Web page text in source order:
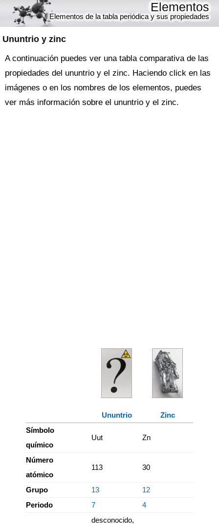
Ununtrio y zinc
Elementos
Elementos de la tabla periódica y sus propiedades
A continuación puedes ver una tabla comparativa de las
propiedades del ununtrio y el zinc. Haciendo click en las
imágenes o en los nombres de los elementos, puedes
ver más información sobre el ununtrio y el zinc.
Ununtrio
Zinc
Símbolo
químico
Uut Zn
Número
atómico
113 30
Grupo 13
12
Periodo
7 4
desconocido,